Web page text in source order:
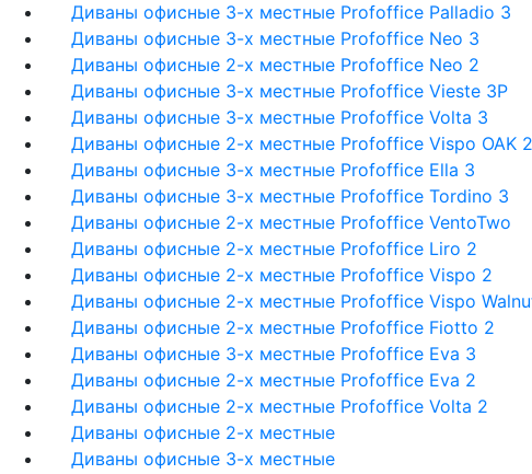
Диваны офисные 3-х местные Profoffice Palladio 3
Диваны офисные 3-х местные Profoffice Neo 3
Диваны офисные 2-х местные Profoffice Neo 2
Диваны офисные 3-х местные Profoffice Vieste 3P
Диваны офисные 3-х местные Profoffice Volta 3
Диваны офисные 2-х местные Profoffice Vispo OAK 2
Диваны офисные 3-х местные Profoffice Ella 3
Диваны офисные 3-х местные Profoffice Tordino 3
Диваны офисные 2-х местные Profoffice VentoTwo
Диваны офисные 2-х местные Profoffice Liro 2
Диваны офисные 2-х местные Profoffice Vispo 2
Диваны офисные 2-х местные Profoffice Vispo
Диваны офисные 2-х местные Profoffice Fiotto 2
Диваны офисные 3-х местные Profoffice Eva 3
Диваны офисные 2-х местные Profoffice Eva 2
Диваны офисные 2-х местные Profoffice Volta 2
Диваны офисные 2-х местные
Диваны офисные 3-х местные